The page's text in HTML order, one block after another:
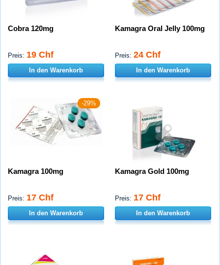
Cobra 120mg
Preis: 19 Chf
In den Warenkorb
Kamagra Oral Jelly 100mg
Preis: 24 Chf
In den Warenkorb
-29%
Kamagra 100mg
Preis: 17 Chf
In den Warenkorb
Kamagra Gold 100mg
Preis: 17 Chf
In den Warenkorb